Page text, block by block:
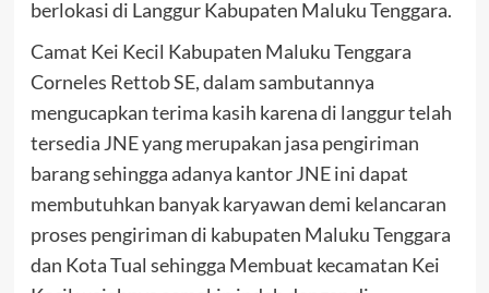
berlokasi di Langgur Kabupaten Maluku Tenggara.
Camat Kei Kecil Kabupaten Maluku Tenggara
Corneles Rettob SE, dalam sambutannya
mengucapkan terima kasih karena di langgur telah
tersedia JNE yang merupakan jasa pengiriman
barang sehingga adanya kantor JNE ini dapat
membutuhkan banyak karyawan demi kelancaran
proses pengiriman di kabupaten Maluku Tenggara
dan Kota Tual sehingga Membuat kecamatan Kei